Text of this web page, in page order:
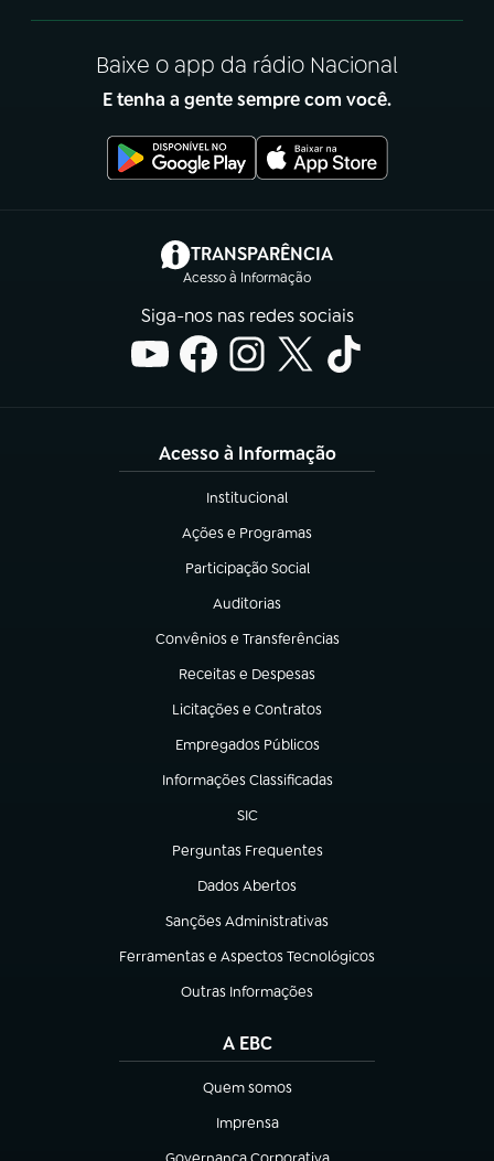
Baixe o app da rádio Nacional
E tenha a gente sempre com você.
TRANSPARÊNCIA
Acesso à Informação
(abre em nova aba)
Siga-nos nas redes sociais
Acesso à Informação
Institucional
(abre em nova aba)
Ações e Programas
(abre em nova aba)
Participação Social
(abre em nova aba)
Auditorias
(abre em nova aba)
Convênios e Transferências
(abre em nova aba)
Receitas e Despesas
(abre em nova aba)
Licitações e Contratos
(abre em nova aba)
Empregados Públicos
(abre em nova aba)
Informações Classificadas
(abre em nova aba)
SIC
(abre em nova aba)
Perguntas Frequentes
(abre em nova aba)
Dados Abertos
(abre em nova aba)
Sanções Administrativas
(abre em nova aba)
Ferramentas e Aspectos Tecnológicos
(abre em nova aba)
Outras Informações
(abre em nova aba)
A EBC
Quem somos
(abre em nova aba)
Imprensa
(abre em nova aba)